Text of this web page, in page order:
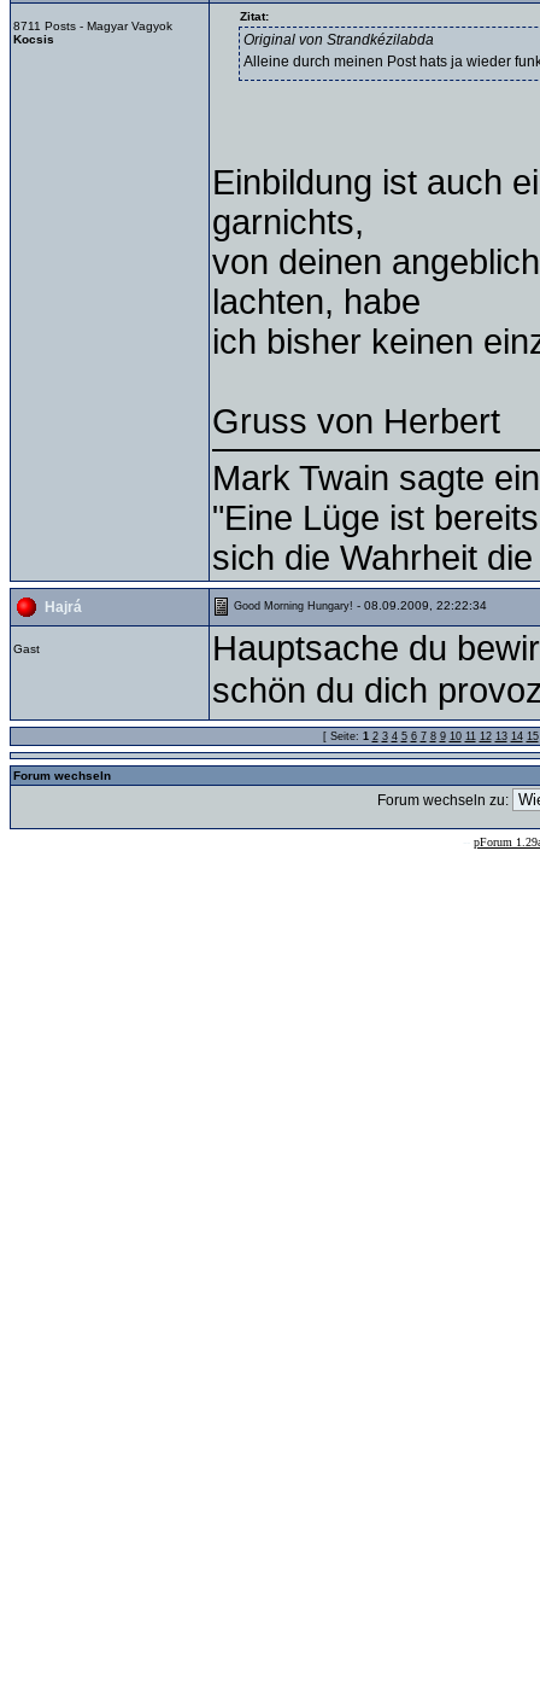
8711 Posts - Magyar Vagyok
Kocsis
Zitat:
Original von Strandkézilabda
Alleine durch meinen Post hats ja wieder
Einbildung ist auch
garnichts,
von deinen
lachten, habe
ich bisher keinen
Gruss von Herbert
Mark Twain sagte
"Eine Lüge ist
sich die Wahrheit
Hajrá Good Morning Hungary! - 08.09.2009, 22:22:34
Gast
Hauptsache du
schön du dich
[ Seite: 1 2 3 4 5 6 7 8 9 10 11 12 13 14 15
Forum wechseln
Forum wechseln zu:
pForum